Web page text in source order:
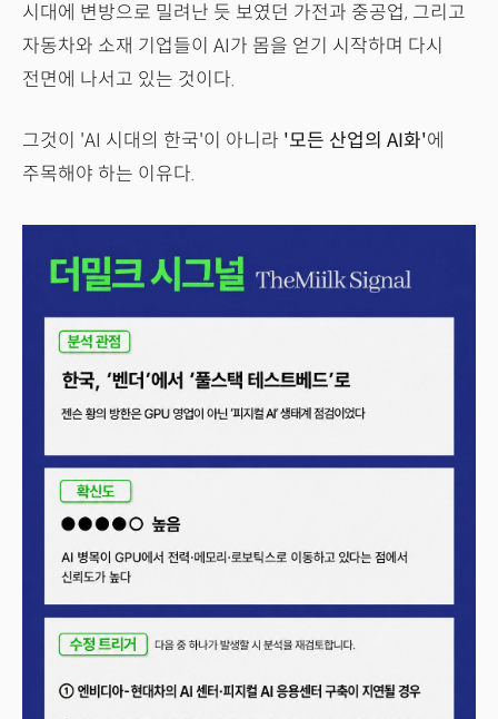
시대에 변방으로 밀려난 듯 보였던 가전과 중공업, 그리고
자동차와 소재 기업들이 AI가 몸을 얻기 시작하며 다시
전면에 나서고 있는 것이다.
그것이 'AI 시대의 한국'이 아니라 '모든 산업의 AI화'에
주목해야 하는 이유다.